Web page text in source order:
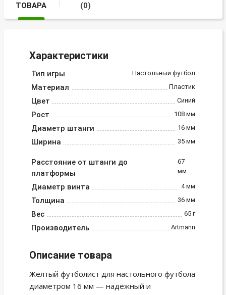
ТОВАРА
(0)
Характеристики
Тип игры Настольный футбол
Материал Пластик
Цвет Синий
Рост 108 мм
Диаметр штанги 16 мм
Ширина 35 мм
Расстояние от штанги до
платформы
67
мм
Диаметр винта 4 мм
Толщина 36 мм
Вес 65 г
Производитель Artmann
Описание товара
Жёлтый футболист для настольного футбола
диаметром 16 мм — надёжный и